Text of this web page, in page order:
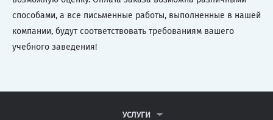
способами, а все письменные работы, выполненные в нашей
компании, будут соответствовать требованиям вашего
учебного заведения!
УСЛУГИ